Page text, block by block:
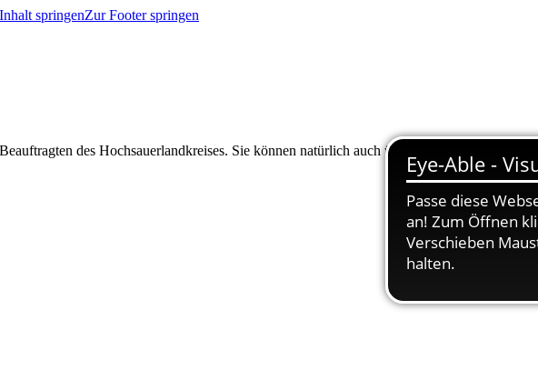
springenZur Footer springen
des Hochsauerlandkreises. Sie können natürlich auch über "Suche" nach